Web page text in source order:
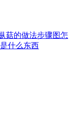
菇的做法步骤图怎
什么东西